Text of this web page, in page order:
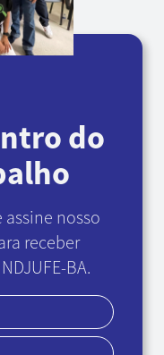
do
nosso
receber
BA.